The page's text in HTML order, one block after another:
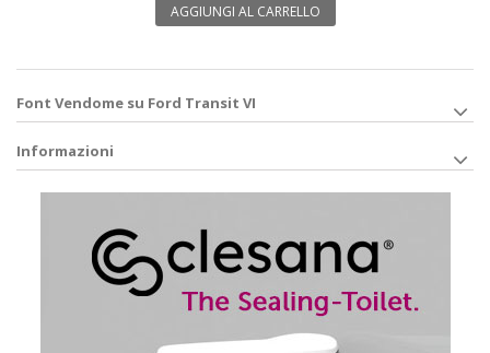
AGGIUNGI AL CARRELLO
Font Vendome su Ford Transit VI
Informazioni